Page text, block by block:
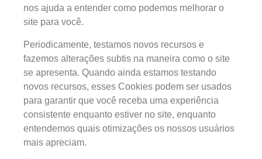
nos ajuda a entender como podemos melhorar o
site para você.
Periodicamente, testamos novos recursos e
fazemos alterações subtis na maneira como o site
se apresenta. Quando ainda estamos testando
novos recursos, esses Cookies podem ser usados
para garantir que você receba uma experiência
consistente enquanto estiver no site, enquanto
entendemos quais otimizações os nossos usuários
mais apreciam.